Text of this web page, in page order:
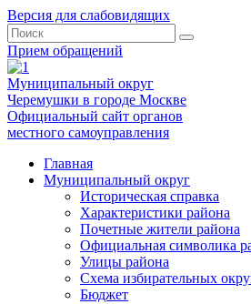
Версия для слабовидящих
Прием обращений
Муниципальный округ
Черемушки в городе Москве
Официальный сайт органов
местного самоуправления
Главная
Муниципальный округ
Историческая справка
Характеристики района
Почетные жители района
Официальная символика
Улицы района
Схема избирательных
Бюджет